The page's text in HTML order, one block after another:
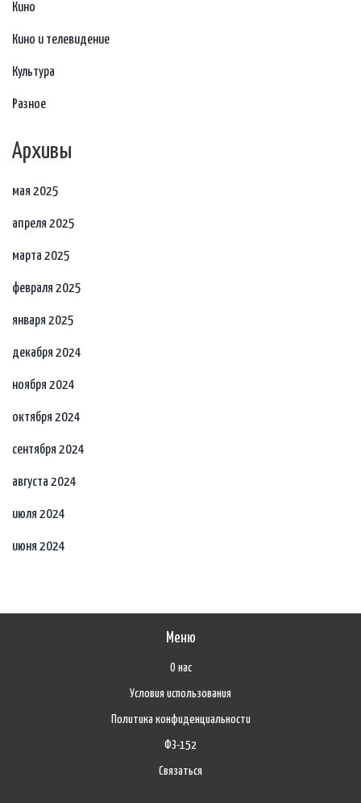
Кино
Кино и телевидение
Культура
Разное
Архивы
мая 2025
апреля 2025
марта 2025
февраля 2025
января 2025
декабря 2024
ноября 2024
октября 2024
сентября 2024
августа 2024
июля 2024
июня 2024
Меню
О нас
Условия использования
Политика конфиденциальности
ФЗ-152
Связаться